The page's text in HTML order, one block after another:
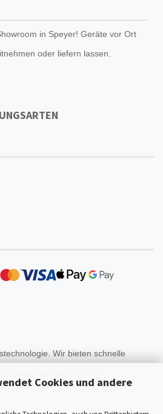
Cookies und andere
in Speyer! Geräte vor Ort
oder liefern lassen.
Wir bieten schnelle